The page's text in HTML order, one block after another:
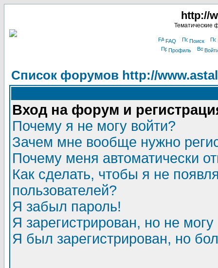
http://
Тематические
FAQ Поиск
Профиль
Список форумов http://
Вход на форум и
Почему я не могу войти?
Зачем мне вообще нужно
Почему меня автоматически
Как сделать, чтобы я не
пользователей?
Я забыл пароль!
Я зарегистрирован, но не могу
Я был зарегистрирован, но